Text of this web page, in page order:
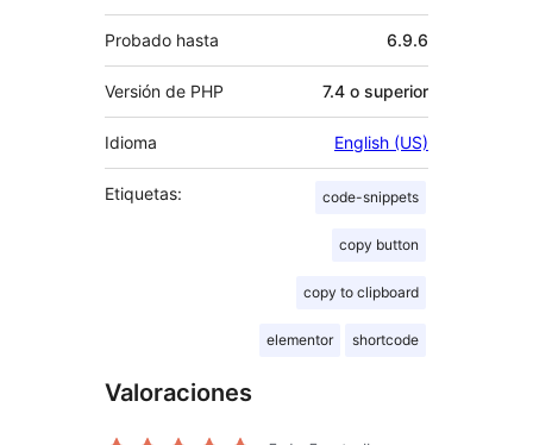
Probado hasta 6.9.6
Versión de PHP 7.4 o superior
Idioma English (US)
Etiquetas: code-snippets
copy button
copy to clipboard
elementor shortcode
Valoraciones